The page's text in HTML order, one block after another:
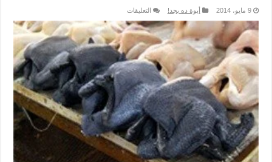
9 مايو، 2014 أيوة ده بجد! التعليقات
ده
بجد
..
فيه
فراخ
لحمها
لونه
اسود
مغلقة